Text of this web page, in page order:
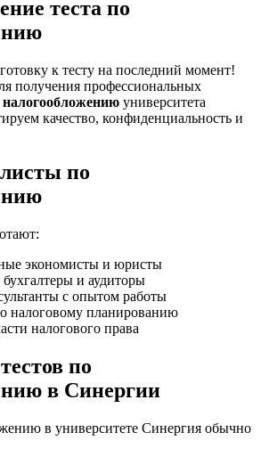
теста по
к тесту на последний момент!
получения профессиональных
налогообложению университета
качество, конфиденциальность и
по
экономисты и юристы
и аудиторы
с опытом работы
налоговому планированию
налогового права
по
в Синергии
в университете Синергия обычно